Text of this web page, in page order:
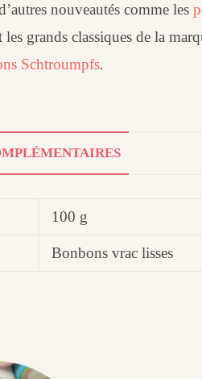
nouveautés comme les
grands classiques de la
Schtroumpfs.
100 g
Bonbons vrac lisses